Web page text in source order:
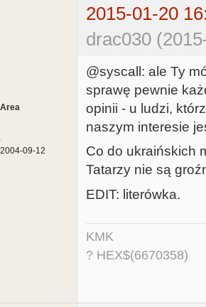
2015-01-20
drac030
2004-09-12
@syscall: ale Ty
sprawę pewnie
opinii - u ludzi,
naszym interesie
Co do ukraińskich
Tatarzy nie są
EDIT: literówka.
KMK
? HEX$(6670358)